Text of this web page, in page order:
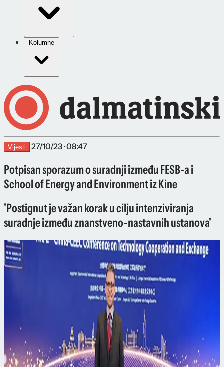
Kolumne
Vijesti 27/10/23 · 08:47
Potpisan sporazum o suradnji između FESB-a i
School of Energy and Environment iz Kine
'Postignut je važan korak u cilju intenziviranja
suradnje između znanstveno-nastavnih ustanova'